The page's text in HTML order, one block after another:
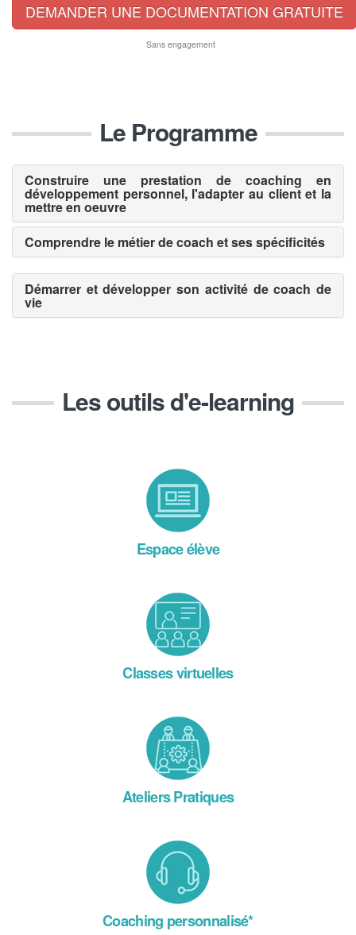
DEMANDER UNE DOCUMENTATION GRATUITE
Sans engagement
Le Programme
Construire une prestation de coaching en
développement personnel, l'adapter au client et la
mettre en oeuvre
Comprendre le métier de coach et ses spécificités
Démarrer et développer son activité de coach de
vie
Les outils d'e-learning
Espace élève
Classes virtuelles
Ateliers Pratiques
Coaching personnalisé*